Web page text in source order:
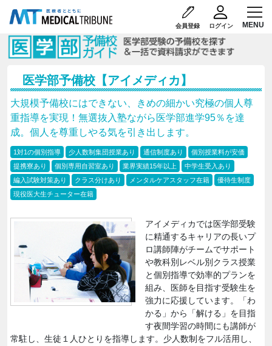
会員登録 ログイン
医学部予備校【アイメディカ】
大規模予備校にはできない、きめの細かい究極の個人尊
重指導を実現！無選抜入塾ながら医学部進学95％を達
成。個人を尊重しやる気を引き出します。
1対1の個別指導 少人数制集団授業あり 通信制度あり
個別授業料が安価
提携寮あり
個別専用自習室あり 業界実績15年以上
中学生受入あり
編入試験対策あり
クラス分けあり メンタルケアスタッフ在籍
優待生制度
現役医大生チューター在籍
アイメディカでは医学部受験
に精通するキャリアの長いプ
ロ講師陣がチームでサポート
や教科別レベル別クラス授業
と個別指導で効率的プランを
組み、医師を目指す受験生を
強力に応援しています。「わ
かる」から「解ける」を目指
す夜間学習の時間にも講師が
常駐し、生徒１人ひとりを指導します。少人数制をフル活用し、